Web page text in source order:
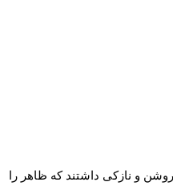
و نازکی داشتند که ظاهر را